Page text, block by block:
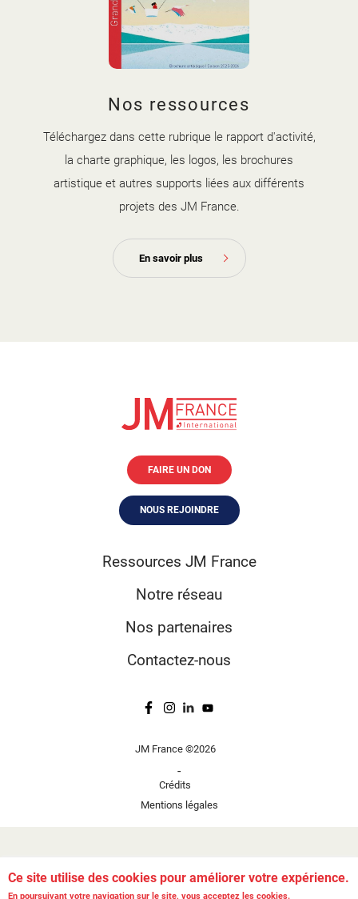
2025-2026.jpg
Nos ressources
Téléchargez dans cette rubrique le rapport d'activité,
la charte graphique, les logos, les brochures
artistique et autres supports liées aux différents
projets des JM France.
En savoir plus
FAIRE UN DON
NOUS REJOINDRE
Ressources JM France
Notre réseau
Nos partenaires
Contactez-nous
JM France ©2026
-
Crédits
Mentions légales
Ce site utilise des cookies pour améliorer votre expérience.
En poursuivant votre navigation sur le site, vous acceptez les cookies.